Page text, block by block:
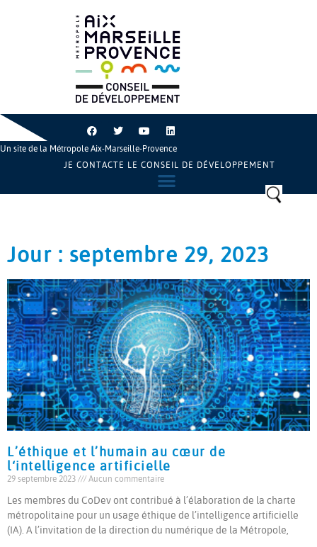
Un site de la Métropole Aix-Marseille-Provence
JE CONTACTE LE CONSEIL DE DÉVELOPPEMENT
Jour : septembre 29, 2023
L’éthique et l’humain au cœur de
l‘intelligence artificielle
29 septembre 2023 Aucun commentaire
Les membres du CoDev ont contribué à l’élaboration de la charte
métropolitaine pour un usage éthique de l’intelligence artificielle
(IA). A l’invitation de la direction du numérique de la Métropole,